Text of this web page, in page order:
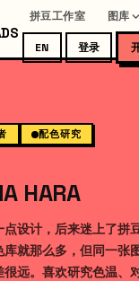
拼豆工作室 图库
EN 登录
配色研究
HARA
点设计，后来迷上了拼
库就那么多，但同一张
很远。喜欢研究色温、